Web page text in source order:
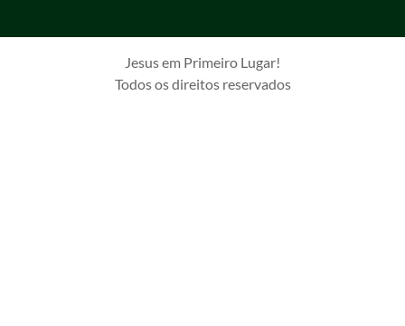
Jesus em Primeiro Lugar!
Todos os direitos reservados